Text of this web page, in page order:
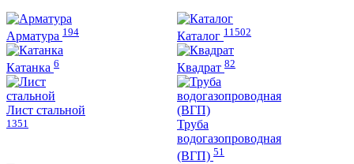
Арматура 194 Каталог 11502
Катанка 6 Квадрат 82
Лист стальной
1351
Труба
водогазопроводная
(ВГП) 51